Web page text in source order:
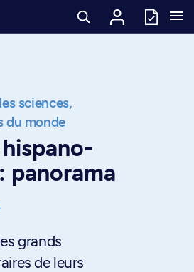
sciences,
du monde
panorama
grands
de leurs